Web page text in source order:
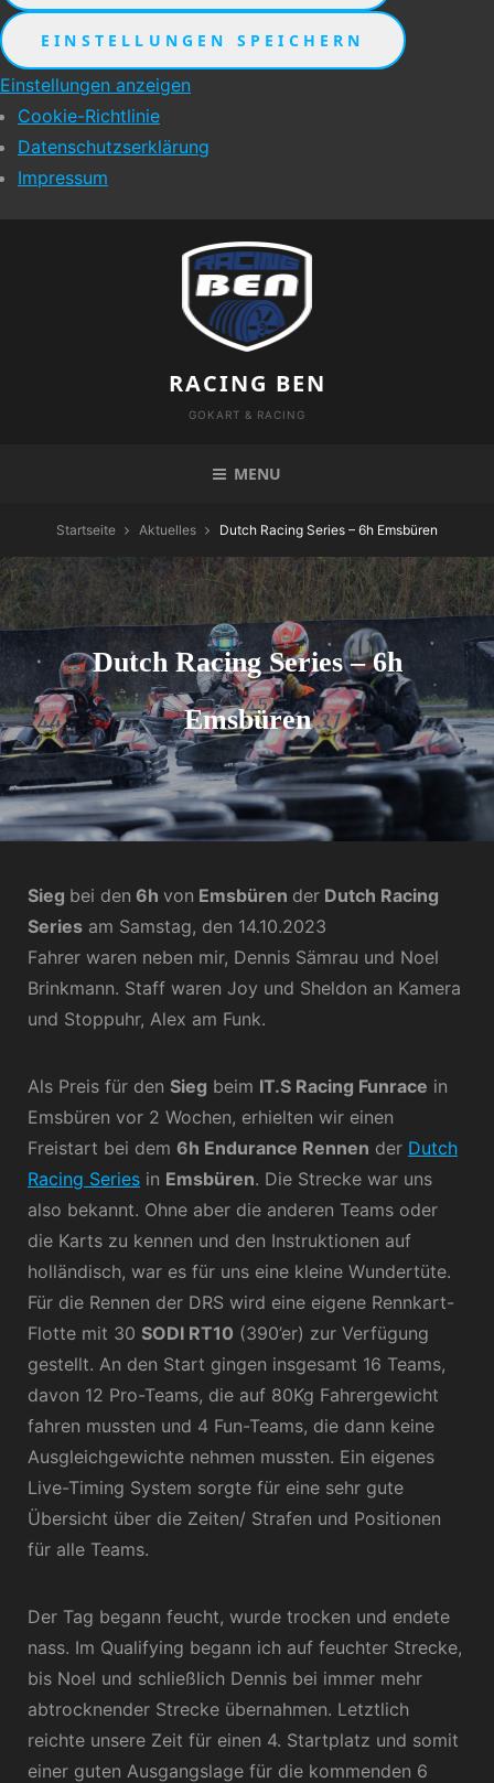
EINSTELLUNGEN SPEICHERN
Einstellungen anzeigen
Cookie-Richtlinie
Datenschutzserklärung
Impressum
RACING BEN
GOKART & RACING
MENU
Startseite Aktuelles Dutch Racing Series – 6h Emsbüren
Dutch Racing Series – 6h
Emsbüren
Sieg bei den 6h von Emsbüren der Dutch Racing
Series am Samstag, den 14.10.2023
Fahrer waren neben mir, Dennis Sämrau und Noel
Brinkmann. Staff waren Joy und Sheldon an Kamera
und Stoppuhr, Alex am Funk.
Als Preis für den Sieg beim IT.S Racing Funrace in
Emsbüren vor 2 Wochen, erhielten wir einen
Freistart bei dem 6h Endurance Rennen der Dutch
Racing Series in Emsbüren. Die Strecke war uns
also bekannt. Ohne aber die anderen Teams oder
die Karts zu kennen und den Instruktionen auf
holländisch, war es für uns eine kleine Wundertüte.
Für die Rennen der DRS wird eine eigene Rennkart-
Flotte mit 30 SODI RT10 (390’er) zur Verfügung
gestellt. An den Start gingen insgesamt 16 Teams,
davon 12 Pro-Teams, die auf 80Kg Fahrergewicht
fahren mussten und 4 Fun-Teams, die dann keine
Ausgleichgewichte nehmen mussten. Ein eigenes
Live-Timing System sorgte für eine sehr gute
Übersicht über die Zeiten/ Strafen und Positionen
für alle Teams.
Der Tag begann feucht, wurde trocken und endete
nass. Im Qualifying begann ich auf feuchter Strecke,
bis Noel und schließlich Dennis bei immer mehr
abtrocknender Strecke übernahmen. Letztlich
reichte unsere Zeit für einen 4. Startplatz und somit
einer guten Ausgangslage für die kommenden 6